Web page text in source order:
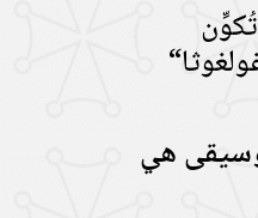
هي